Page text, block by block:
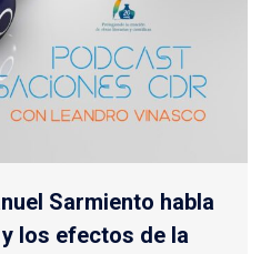
Sarmiento habla
los efectos de la